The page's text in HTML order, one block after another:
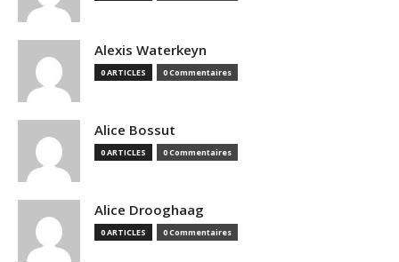
Alexis Waterkeyn
0 ARTICLES 0 Commentaires
Alice Bossut
0 ARTICLES 0 Commentaires
Alice Drooghaag
0 ARTICLES 0 Commentaires